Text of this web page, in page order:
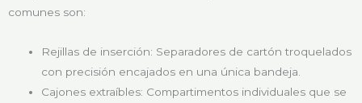
comunes son:
Rejillas de inserción: Separadores de cartón troquelados
con precisión encajados en una única bandeja.
Cajones extraíbles: Compartimentos individuales que se